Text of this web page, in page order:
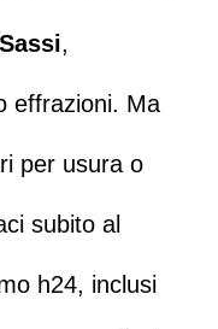
,
effrazioni. Ma
per usura o
subito al
h24, inclusi